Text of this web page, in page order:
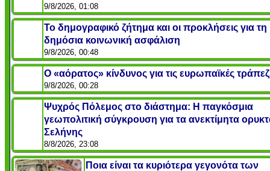
9/8/2026, 01:08
Το δημογραφικό ζήτημα και οι προκλήσεις για τη
δημόσια κοινωνική ασφάλιση
9/8/2026, 00:48
Ο «αόρατος» κίνδυνος για τις ευρωπαϊκές
9/8/2026, 00:28
Ψυχρός Πόλεμος στο διάστημα: Η παγκόσμια
γεωπολιτική σύγκρουση για τα ανεκτίμητα
Σελήνης
8/8/2026, 23:08
Ποια είναι τα κυριότερα γεγονότα των